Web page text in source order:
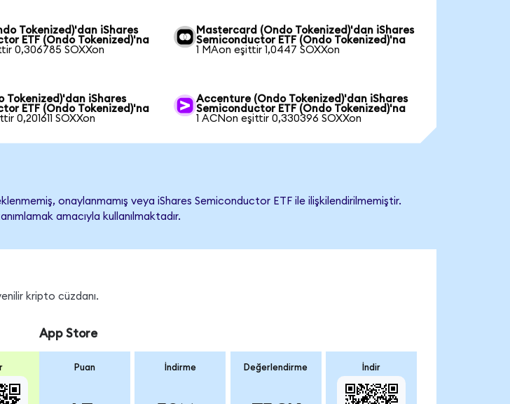
Tokenized)'dan iShares
ETF (Ondo Tokenized)'na
0,306785 SOXXon
Mastercard (Ondo Tokenized)'dan iShares
Semiconductor ETF (Ondo Tokenized)'na
1 MAon eşittir 1,0447 SOXXon
Tokenized)'dan iShares
ETF (Ondo Tokenized)'na
0,201611 SOXXon
Accenture (Ondo Tokenized)'dan iShares
Semiconductor ETF (Ondo Tokenized)'na
1 ACNon eşittir 0,330396 SOXXon
onaylanmamış veya iShares Semiconductor ETF ile ilişkilendirilmemiştir.
amacıyla kullanılmaktadır.
kripto cüzdanı.
App Store
Puan İndirme Değerlendirme İndir